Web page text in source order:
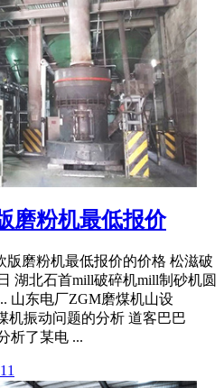
磨粉机最低报价
版磨粉机最低报价的价格 松滋破
湖北石首mill破碎机mill制砂机圆
山东电厂ZGM磨煤机山设
机振动问题的分析 道客巴巴
析了某电 ...